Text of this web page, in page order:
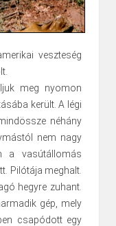
veszteség
meg nyomon
került. A légi
néhány
nem nagy
a vasútállomás
Pilótája meghalt.
hegyre zuhant.
gép, mely
csapódott egy